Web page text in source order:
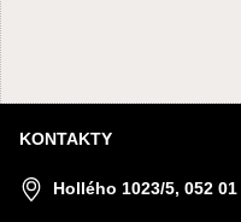
KONTAKTY
Hollého 1023/5, 052